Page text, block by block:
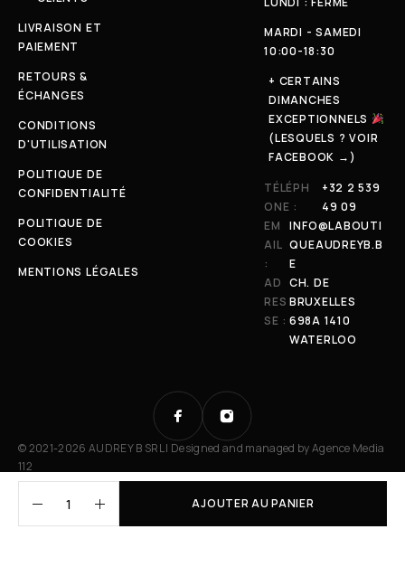
AJOUTER AU PANIER
LIVRAISON ET
PAIEMENT
RETOURS &
ÉCHANGES
CONDITIONS
D'UTILISATION
POLITIQUE DE
CONFIDENTIALITÉ
POLITIQUE DE
COOKIES
MENTIONS LÉGALES
MARDI - SAMEDI
10:00-18:30
+ CERTAINS
DIMANCHES
EXCEPTIONNELS
(LESQUELS ? VOIR
FACEBOOK →)
TÉLÉPH
ONE :
+32 2 539
49 09
EM
AIL
:
INFO@LABOUTI
QUEAUDREYB.B
E
AD
RES
SE :
CH. DE
BRUXELLES
698A 1410
WATERLOO
© 2021-2026 AUDREY B SRL | Designed and managed byAgence Media
112